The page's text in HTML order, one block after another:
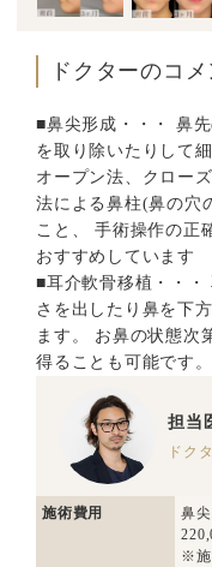
ドクターのコメ
■鼻尖形成・・・ 鼻
を取り除いたりして
オープン法、クロー
法による鼻柱(鼻の穴
こと、 手術操作の正
おすすめしています
■耳介軟骨移植・・・
さを出したり鼻を下
ます。 お鼻の状態次
得ることも可能です。
担当
ドク
施術費用
鼻
※施